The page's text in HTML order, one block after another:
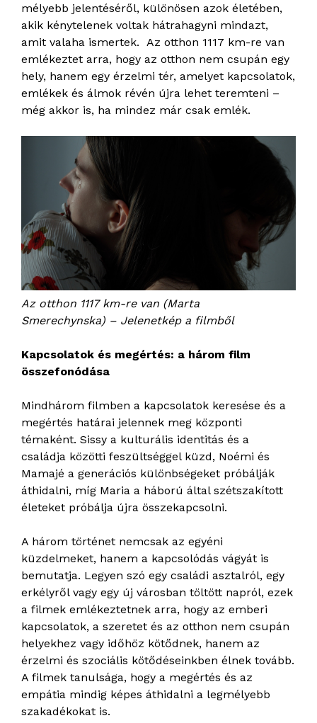
mélyebb jelentéséről, különösen azok életében,
akik kénytelenek voltak hátrahagyni mindazt,
amit valaha ismertek. Az otthon 1117 km-re van
emlékeztet arra, hogy az otthon nem csupán egy
hely, hanem egy érzelmi tér, amelyet kapcsolatok,
emlékek és álmok révén újra lehet teremteni –
még akkor is, ha mindez már csak emlék.
Az otthon 1117 km-re van (Marta
Smerechynska) – Jelenetkép a filmből
Kapcsolatok és megértés: a három film
összefonódása
Mindhárom filmben a kapcsolatok keresése és a
megértés határai jelennek meg központi
témaként. Sissy a kulturális identitás és a
családja közötti feszültséggel küzd, Noémi és
Mamajé a generációs különbségeket próbálják
áthidalni, míg Maria a háború által szétszakított
életeket próbálja újra összekapcsolni.
A három történet nemcsak az egyéni
küzdelmeket, hanem a kapcsolódás vágyát is
bemutatja. Legyen szó egy családi asztalról, egy
erkélyről vagy egy új városban töltött napról, ezek
a filmek emlékeztetnek arra, hogy az emberi
kapcsolatok, a szeretet és az otthon nem csupán
helyekhez vagy időhöz kötődnek, hanem az
érzelmi és szociális kötődéseinkben élnek tovább.
A filmek tanulsága, hogy a megértés és az
empátia mindig képes áthidalni a legmélyebb
szakadékokat is.